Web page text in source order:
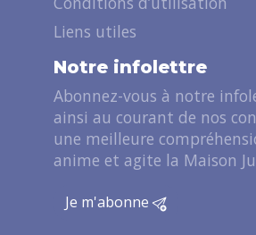
Liens utiles
Notre infolettre
Abonnez-vous à notre
ainsi au courant de nos
une meilleure
anime et agite la Maison
Je m'abonne